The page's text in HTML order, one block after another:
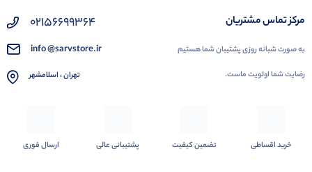
مرکز تماس مشتریان
به صورت شبانه روزی پشتیبان شما هستیم
رضایت شما اولویت ماست.
02156699364
info @sarvstore.ir
تهران ، اسلامشهر
خرید اقساطی تضمین کیفیت پشتیبانی عالی ارسال فوری